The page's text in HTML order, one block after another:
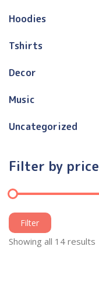
Hoodies
Tshirts
Decor
Music
Uncategorized
Filter by price
Filter
Showing all 14 results